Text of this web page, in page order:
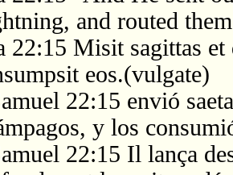
and routed
22:15 Misit sagittas
eos.(vulgate)
22:15 envió
y los
22:15 Il lança